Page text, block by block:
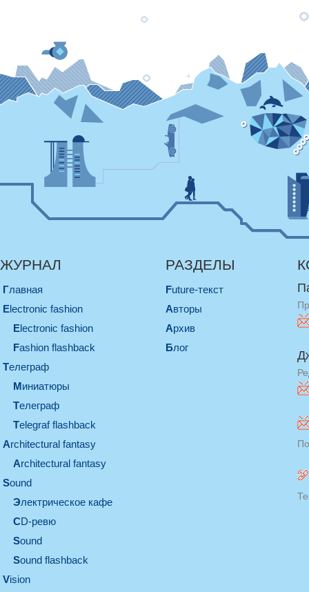
ЖУРНАЛ
Главная
electronic fashion
electronic fashion
Fashion flashback
телеграф
миниатюры
телеграф
Telegraf flashback
architectural fantasy
architectural fantasy
sound
электрическое кафе
CD-ревю
sound
Sound flashback
vision
РАЗДЕЛЫ
Future-текст
Авторы
Архив
Блог